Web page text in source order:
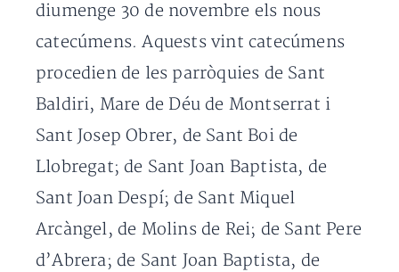
diumenge 30 de novembre els nous
catecúmens. Aquests vint catecúmens
procedien de les parròquies de Sant
Baldiri, Mare de Déu de Montserrat i
Sant Josep Obrer, de Sant Boi de
Llobregat; de Sant Joan Baptista, de
Sant Joan Despí; de Sant Miquel
Arcàngel, de Molins de Rei; de Sant Pere
d’Abrera; de Sant Joan Baptista, de